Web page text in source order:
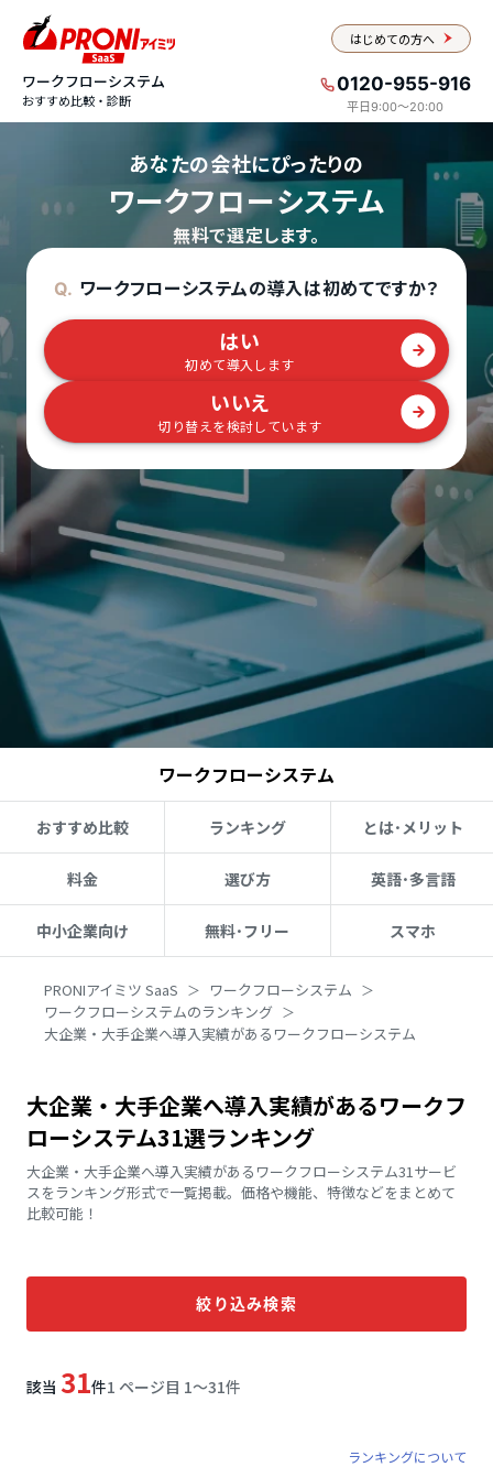
はじめての方へ
ワークフローシステム
おすすめ比較・診断
0120-955-916
平日9:00〜20:00
あなたの会社にぴったりの
ワークフローシステム
無料で選定します。
Q. ワークフローシステムの導入は初めてですか？
はい
初めて導入します
いいえ
切り替えを検討しています
ワークフローシステム
おすすめ比較 ランキング とは･メリット
料金 選び方 英語･多言語
中小企業向け 無料･フリー スマホ
PRONIアイミツ SaaS
ワークフローシステム
ワークフローシステムのランキング
大企業・大手企業へ導入実績があるワークフローシステム
大企業・大手企業へ導入実績があるワークフ
ローシステム31選ランキング
大企業・大手企業へ導入実績があるワークフローシステム31サービ
スをランキング形式で一覧掲載。価格や機能、特徴などをまとめて
比較可能！
絞り込み検索
該当 31件1 ページ目 1〜31件
ランキングについて